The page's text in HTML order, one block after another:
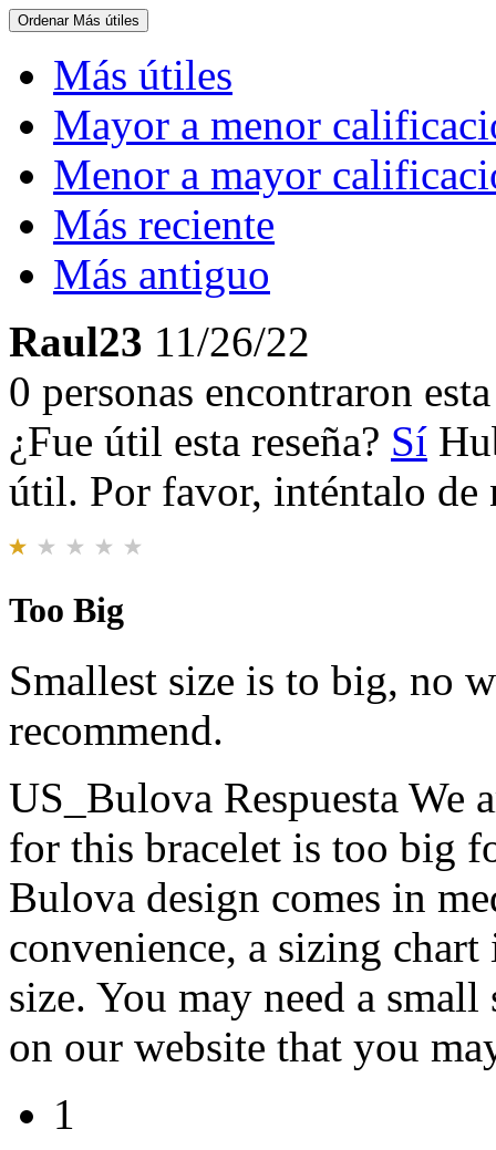
Ordenar Más útiles
Más útiles
Mayor a menor
Menor a mayor
Más reciente
Más antiguo
Raul23 11/26/22
0 personas encontraron
¿Fue útil esta reseña? Sí
útil. Por favor, inténtalo de
Too Big
Smallest size is to big, no
recommend.
US_Bulova Respuesta We
for this bracelet is too big
Bulova design comes in
convenience, a sizing
size. You may need a
on our website that you
1